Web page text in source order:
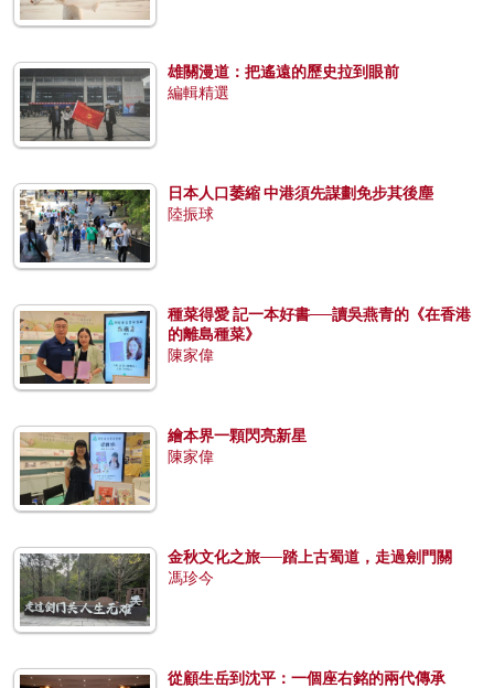
雄關漫道：把遙遠的歷史拉到眼前
編輯精選
日本人口萎縮 中港須先謀劃免步其後塵
陸振球
種菜得愛 記一本好書──讀吳燕青的《在香港
的離島種菜》
陳家偉
繪本界一顆閃亮新星
陳家偉
金秋文化之旅──踏上古蜀道，走過劍門關
馮珍今
從顧生岳到沈平：一個座右銘的兩代傳承